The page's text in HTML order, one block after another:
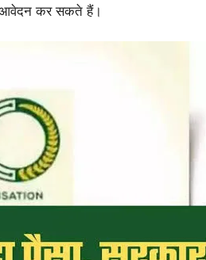
आवेदन कर सकते हैं।